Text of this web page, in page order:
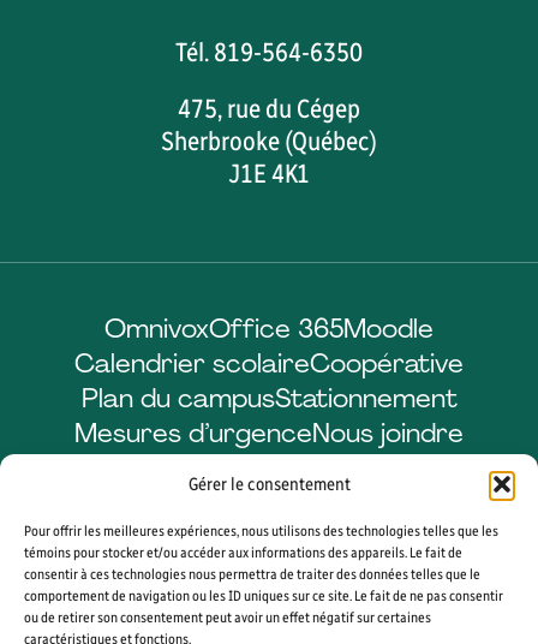
Gérer le consentement
Pour offrir les meilleures expériences, nous utilisons des technologies telles que les
témoins pour stocker et/ou accéder aux informations des appareils. Le fait de
consentir à ces technologies nous permettra de traiter des données telles que le
comportement de navigation ou les ID uniques sur ce site. Le fait de ne pas consentir
ou de retirer son consentement peut avoir un effet négatif sur certaines
caractéristiques et fonctions.
Tél. 819-564-6350
475, rue du Cégep
Sherbrooke (Québec)
J1E 4K1
OmnivoxOffice 365Moodle
Calendrier scolaireCoopérative
Plan du campusStationnement
Mesures d’urgenceNous joindre
FacebookLinkedInInstagramYouTube